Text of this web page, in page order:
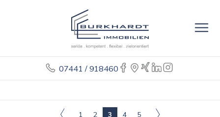
07441 / 918460
1 2 3 4 5